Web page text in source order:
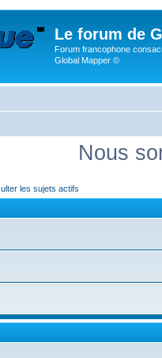
Le forum de
Forum francophone
Global Mapper ©
Nous
les sujets actifs